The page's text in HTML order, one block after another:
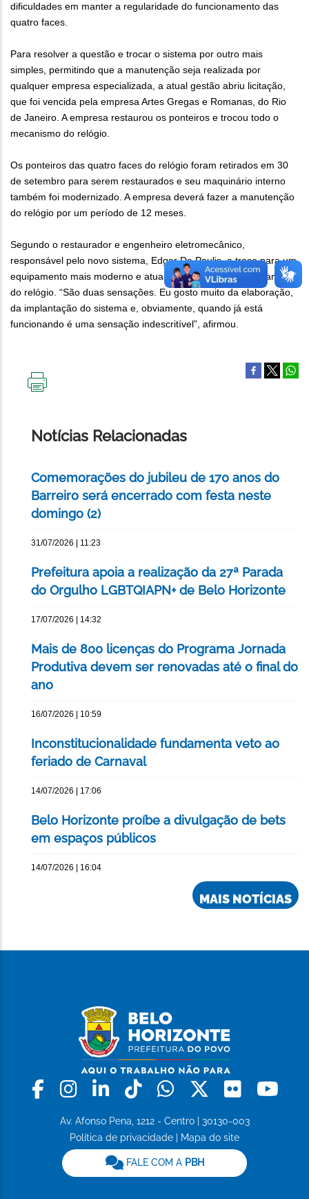
dificuldades em manter a regularidade do funcionamento das
quatro faces.
Para resolver a questão e trocar o sistema por outro mais
simples, permitindo que a manutenção seja realizada por
qualquer empresa especializada, a atual gestão abriu licitação,
que foi vencida pela empresa Artes Gregas e Romanas, do Rio
de Janeiro. A empresa restaurou os ponteiros e trocou todo o
mecanismo do relógio.
Os ponteiros das quatro faces do relógio foram retirados em 30
de setembro para serem restaurados e seu maquinário interno
também foi modernizado. A empresa deverá fazer a manutenção
do relógio por um período de 12 meses.
Segundo o restaurador e engenheiro eletromecânico,
responsável pelo novo sistema, Edgar De Paulis, a troca para um
equipamento mais moderno e atual que permitiu o funcionamento
do relógio. “São duas sensações. Eu gosto muito da elaboração,
da implantação do sistema e, obviamente, quando já está
funcionando é uma sensação indescritível”, afirmou.
Notícias Relacionadas
Comemorações do jubileu de 170 anos do
Barreiro será encerrado com festa neste
domingo (2)
31/07/2026 | 11:23
Prefeitura apoia a realização da 27ª Parada
do Orgulho LGBTQIAPN+ de Belo Horizonte
17/07/2026 | 14:32
Mais de 800 licenças do Programa Jornada
Produtiva devem ser renovadas até o final do
ano
16/07/2026 | 10:59
Inconstitucionalidade fundamenta veto ao
feriado de Carnaval
14/07/2026 | 17:06
Belo Horizonte proíbe a divulgação de bets
em espaços públicos
14/07/2026 | 16:04
MAIS NOTÍCIAS
Facebook
Instagram
LinkedinTiktokWhatsapp
X Flickr
Av. Afonso Pena, 1212 - Centro | 30130-003
Política de privacidade
Mapa do site
FALE COM A PBH